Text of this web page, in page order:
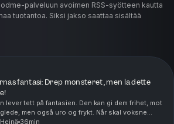
palveluun avoimen RSS-syötteen kautta
tuotantoa. Siksi jakso saattaa sisältää
fantasi: Drep monsteret, men la dette
lever tett på fantasien. Den kan gi dem frihet, mot
men også uro og frykt. Når skal voksne
med, når skal vi være tydelige, og hvordan kan vi
36min